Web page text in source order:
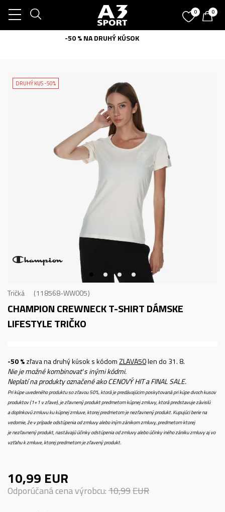
0 0
SUPER VÝHODNE
DRUHÝ KUS -50%
Tričká 118568-WW005
CHAMPION CREWNECK T-SHIRTDÁMSKE
LIFESTYLE TRIČKO
-50 %zľava na druhý kúsok s kódomZLAVA50len do 31. 8.
Nie je možné kombinovať s inými kódmi.
Neplatí na produkty označené ako CENOVÝ HIT a FINAL SALE.
Pri kúpe uvedeného produktu so zľavou 50%, ktorá je predávajúcim poskytovaná pri kúpe dvoch kusov
produktov (1+1 v zľave), je zľavnený produkt predmetom kúpnej zmluvy, ktorá predstavuje závislú
a doplnkovú zmluvu ku kúpnej zmluve, ktorej predmetom je nezľavnený produkt. Kupujúci berie na
vedomie, že v prípade odstúpenia od zmluvy alebo iným zánikom zmluvy, predmetom ktorej
je nezľavnený produkt, nastávajú účinky odstúpenia od zmluvy alebo účinky iného zániku zmluvy aj vo
vzťahu k zmluve, ktorej predmetom je zľavený produkt.
10,99 EUR
Odporúčaná cena výrobcu:10,99EUR